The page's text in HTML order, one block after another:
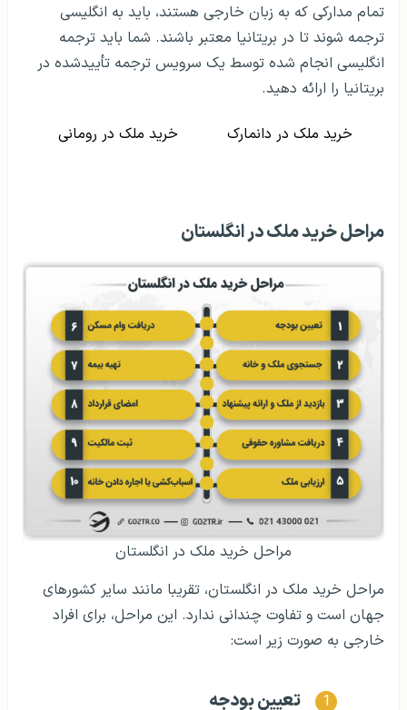
تمام مدارکی که به زبان خارجی هستند، باید به انگلیسی
ترجمه شوند تا در بریتانیا معتبر باشند. شما باید ترجمه
انگلیسی انجام شده توسط یک سرویس ترجمه تأییدشده در
بریتانیا را ارائه دهید.
خرید ملک در دانمارک خرید ملک در رومانی
مراحل خرید ملک در انگلستان
مراحل خرید ملک در انگلستان
مراحل خرید ملک در انگلستان، تقریبا مانند سایر کشورهای
جهان است و تفاوت چندانی ندارد. این مراحل، برای افراد
خارجی به صورت زیر است:
تعیین بودجه